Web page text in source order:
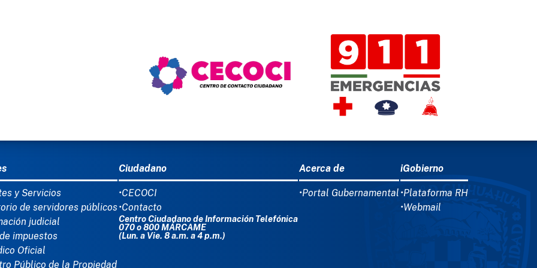
Ver mas...
DEL PIE
y Servicios
de servidores públicos
judicial
impuestos
Oficial
Público de la Propiedad
Ciudadano
•CECOCI
•Contacto
Centro Ciudadano de Información Telefónica
070 o 800 MÁRCAME
(Lun. a Vie. 8 a.m. a 4 p.m.)
Acerca de
•Portal Gubernamental
iGobierno
•Plataforma RH
•Webmail